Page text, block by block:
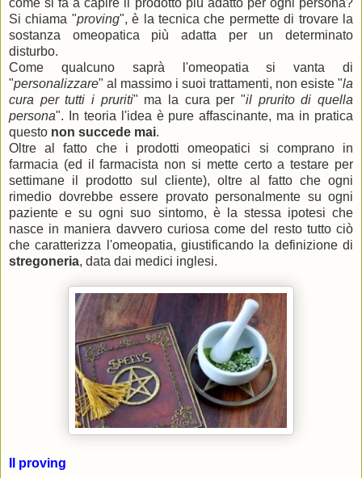
come si fa a capire il prodotto più adatto per ogni persona?
Si chiama "proving", è la tecnica che permette di trovare la
sostanza omeopatica più adatta per un determinato
disturbo.
Come qualcuno saprà l'omeopatia si vanta di
"personalizzare" al massimo i suoi trattamenti, non esiste "la
cura per tutti i pruriti" ma la cura per "il prurito di quella
persona". In teoria l'idea è pure affascinante, ma in pratica
questo non succede mai.
Oltre al fatto che i prodotti omeopatici si comprano in
farmacia (ed il farmacista non si mette certo a testare per
settimane il prodotto sul cliente), oltre al fatto che ogni
rimedio dovrebbe essere provato personalmente su ogni
paziente e su ogni suo sintomo, è la stessa ipotesi che
nasce in maniera davvero curiosa come del resto tutto ciò
che caratterizza l'omeopatia, giustificando la definizione di
stregoneria, data dai medici inglesi.
Il proving